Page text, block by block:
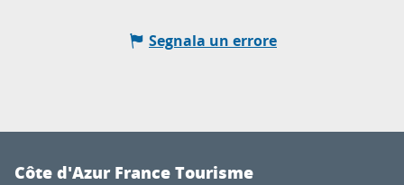
Segnala un errore
Côte d'Azur France Tourisme